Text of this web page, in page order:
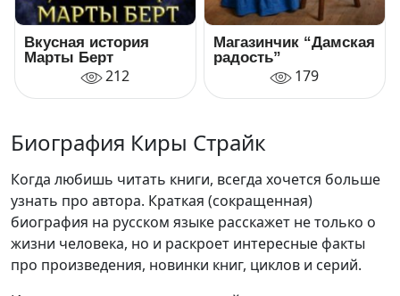
Вкусная история
Марты Берт
212
Магазинчик “Дамская
радость”
179
Биография Киры Страйк
Когда любишь читать книги, всегда хочется больше
узнать про автора. Краткая (сокращенная)
биография на русском языке расскажет не только о
жизни человека, но и раскроет интересные факты
про произведения, новинки книг, циклов и серий.